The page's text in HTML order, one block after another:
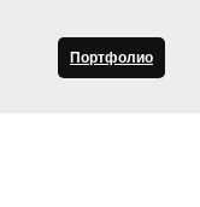
Портфолио